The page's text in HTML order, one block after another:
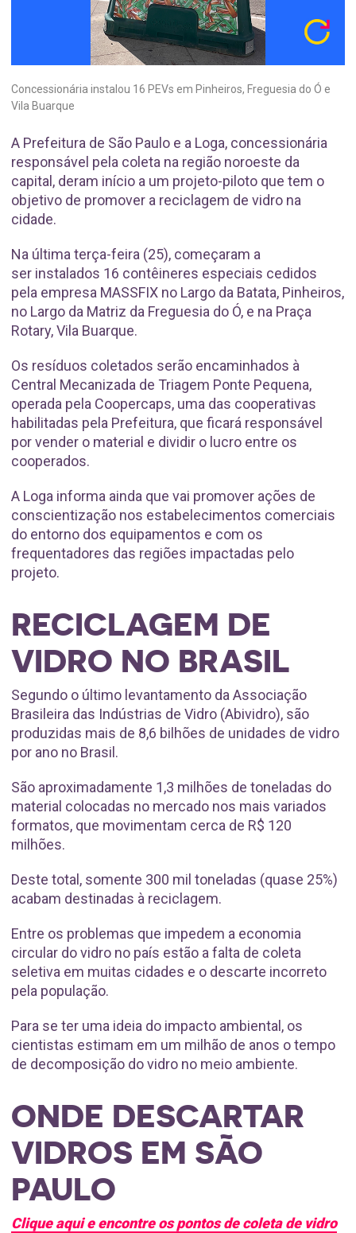
Concessionária instalou 16 PEVs em Pinheiros, Freguesia do Ó e
Vila Buarque
A Prefeitura de São Paulo e a Loga, concessionária
responsável pela coleta na região noroeste da
capital, deram início a um projeto-piloto que tem o
objetivo de promover a reciclagem de vidro na
cidade.
Na última terça-feira (25), começaram a
ser instalados 16 contêineres especiais cedidos
pela empresa MASSFIX no Largo da Batata, Pinheiros,
no Largo da Matriz da Freguesia do Ó, e na Praça
Rotary, Vila Buarque.
Os resíduos coletados serão encaminhados à
Central Mecanizada de Triagem Ponte Pequena,
operada pela Coopercaps, uma das cooperativas
habilitadas pela Prefeitura, que ficará responsável
por vender o material e dividir o lucro entre os
cooperados.
A Loga informa ainda que vai promover ações de
conscientização nos estabelecimentos comerciais
do entorno dos equipamentos e com os
frequentadores das regiões impactadas pelo
projeto.
RECICLAGEM DE
VIDRO NO BRASIL
Segundo o último levantamento da Associação
Brasileira das Indústrias de Vidro (Abividro), são
produzidas mais de 8,6 bilhões de unidades de vidro
por ano no Brasil.
São aproximadamente 1,3 milhões de toneladas do
material colocadas no mercado nos mais variados
formatos, que movimentam cerca de R$ 120
milhões.
Deste total, somente 300 mil toneladas (quase 25%)
acabam destinadas à reciclagem.
Entre os problemas que impedem a economia
circular do vidro no país estão a falta de coleta
seletiva em muitas cidades e o descarte incorreto
pela população.
Para se ter uma ideia do impacto ambiental, os
cientistas estimam em um milhão de anos o tempo
de decomposição do vidro no meio ambiente.
ONDE DESCARTAR
VIDROS EM SÃO
PAULO
Clique aqui e encontre os pontos de coleta de vidro